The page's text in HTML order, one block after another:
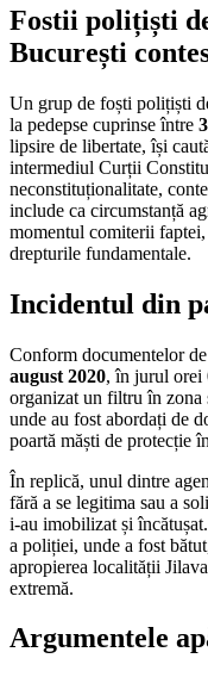
Fostii polițiști
București
Un grup de foști polițiști
la pedepse cuprinse între
lipsire de libertate, își
intermediul Curții
neconstituționalitate,
include ca circumstanță
momentul comiterii
drepturile fundamentale.
Incidentul din
Conform documentelor
august 2020, în jurul orei
organizat un filtru în zona
unde au fost abordați de
poartă măști de protecție
În replică, unul dintre
fără a se legitima sau a
i-au imobilizat și
a poliției, unde a fost
apropierea localității
extremă.
Argumentele